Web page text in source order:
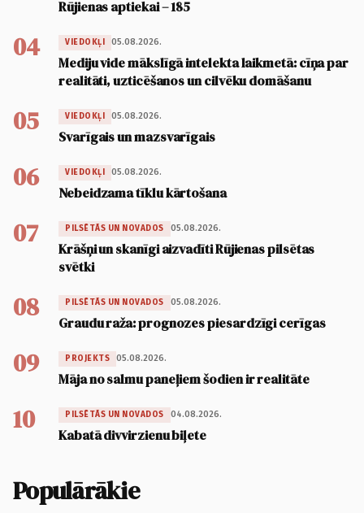
Rūjienas aptiekai – 185
04 VIEDOKĻI 05.08.2026.
Mediju vide mākslīgā intelekta laikmetā: cīņa par
realitāti, uzticēšanos un cilvēku domāšanu
05 VIEDOKĻI 05.08.2026.
Svarīgais un mazsvarīgais
06 VIEDOKĻI 05.08.2026.
Nebeidzama tīklu kārtošana
07 PILSĒTĀS UN NOVADOS 05.08.2026.
Krāšņi un skanīgi aizvadīti Rūjienas pilsētas
svētki
08 PILSĒTĀS UN NOVADOS 05.08.2026.
Graudu raža: prognozes piesardzīgi cerīgas
09 PROJEKTS 05.08.2026.
Māja no salmu paneļiem šodien ir realitāte
10 PILSĒTĀS UN NOVADOS 04.08.2026.
Kabatā divvirzienu biļete
Populārākie